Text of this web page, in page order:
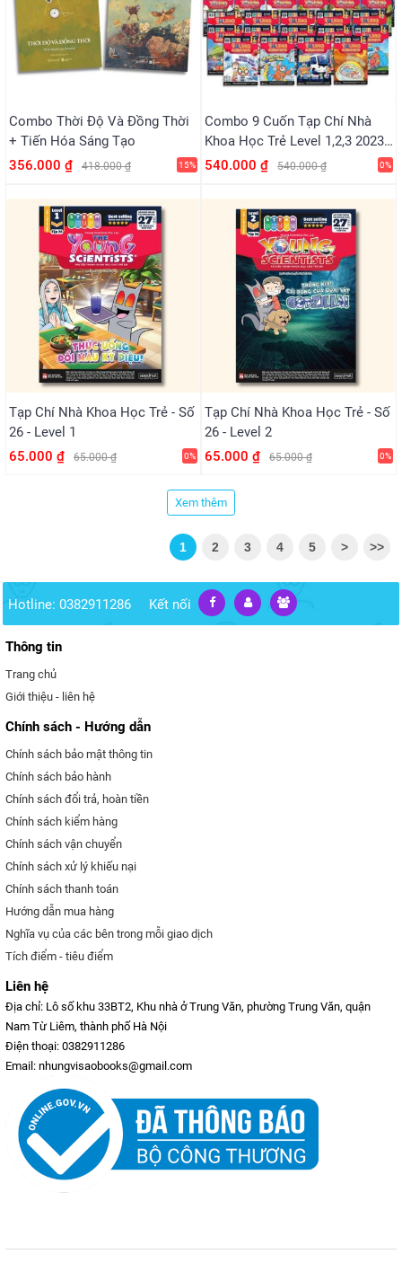
Combo Thời Độ Và Đồng Thời
+ Tiến Hóa Sáng Tạo
356.000 ₫
418.000 ₫ 15%
Combo 9 Cuốn Tạp Chí Nhà
Khoa Học Trẻ Level 1,2,3 2023 -
2025
540.000 ₫ 540.000 ₫ 0%
Tạp Chí Nhà Khoa Học Trẻ - Số
26 - Level 1
65.000 ₫
65.000 ₫ 0%
Tạp Chí Nhà Khoa Học Trẻ - Số
26 - Level 2
65.000 ₫
65.000 ₫ 0%
Xem thêm
1 2 3 4 5 > >>
Hotline: 0382911286 Kết nối
Thông tin
Trang chủ
Giới thiệu - liên hệ
Chính sách - Hướng dẫn
Chính sách bảo mật thông tin
Chính sách bảo hành
Chính sách đổi trả, hoàn tiền
Chính sách kiểm hàng
Chính sách vận chuyển
Chính sách xử lý khiếu nại
Chính sách thanh toán
Hướng dẫn mua hàng
Nghĩa vụ của các bên trong mỗi giao dịch
Tích điểm - tiêu điểm
Liên hệ
Địa chỉ: Lô số khu 33BT2, Khu nhà ở Trung Văn, phường Trung Văn, quận
Nam Từ Liêm, thành phố Hà Nội
Điện thoại: 0382911286
Email: nhungvisaobooks@gmail.com